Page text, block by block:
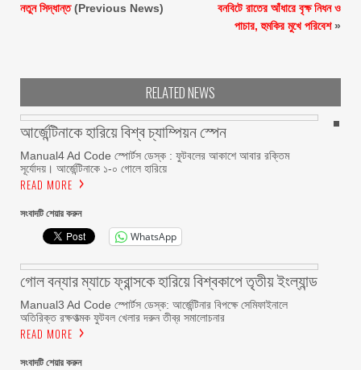
নতুন সিদ্ধান্ত(Previous News)
বনবিটে রাতের আঁধারে বৃক্ষ নিধন ও
পাচার, হুমকির মুখে পরিবেশ»
RELATED NEWS
আর্জেন্টিনাকে হারিয়ে বিশ্ব চ্যাম্পিয়ন স্পেন
Manual4 Ad Code স্পোর্টস ডেস্ক : ফুটবলের আকাশে আবার রক্তিম
সূর্যোদয়। আর্জেন্টিনাকে ১-০ গোলে হারিয়ে
READ MORE
সংবাদটি শেয়ার করুন
WhatsApp
গোল বন্যার ম্যাচে ফ্রান্সকে হারিয়ে বিশ্বকাপে তৃতীয় ইংল্যান্ড
Manual3 Ad Code স্পোর্টস ডেস্ক: আর্জেন্টিনার বিপক্ষে সেমিফাইনালে
অতিরিক্ত রক্ষণাত্মক ফুটবল খেলার দরুন তীব্র সমালোচনার
READ MORE
সংবাদটি শেয়ার করুন